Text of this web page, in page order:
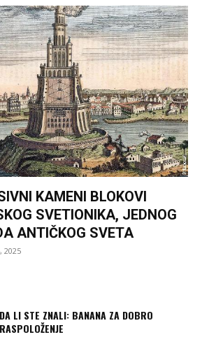
KAMENI BLOKOVI
SVETIONIKA, JEDNOG
ANTIČKOG SVETA
2025
DA LI STE ZNALI: BANANA ZA DOBRO
RASPOLOŽENJE